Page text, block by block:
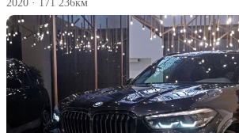
2020 · 171 236км